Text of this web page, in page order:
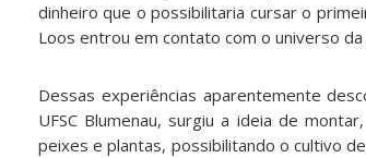
dinheiro que o possibilitaria cursar o
Loos entrou em contato com o universo
Dessas experiências aparentemente
UFSC Blumenau, surgiu a ideia de
peixes e plantas, possibilitando o cultivo